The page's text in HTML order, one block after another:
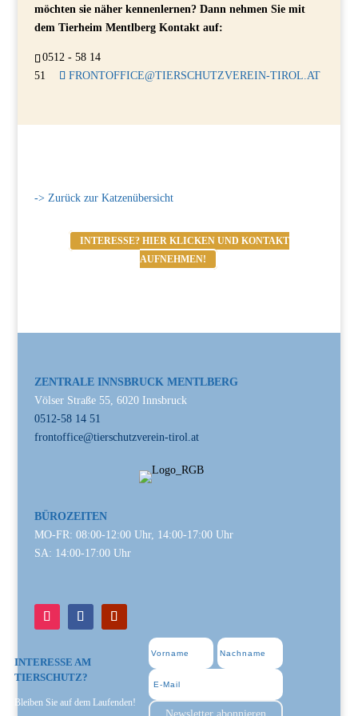
möchten sie näher kennenlernen? Dann nehmen Sie mit
dem Tierheim Mentlberg Kontakt auf:
0512 - 58 14
51
FRONTOFFICE@TIERSCHUTZVEREIN-TIROL.AT
-> Zurück zur Katzenübersicht
INTERESSE? HIER KLICKEN UND KONTAKT
AUFNEHMEN!
ZENTRALE INNSBRUCK MENTLBERG
Völser Straße 55, 6020 Innsbruck
0512-58 14 51
frontoffice@tierschutzverein-tirol.at
BÜROZEITEN
MO-FR: 08:00-12:00 Uhr, 14:00-17:00 Uhr
SA: 14:00-17:00 Uhr
INTERESSE AM
TIERSCHUTZ?
Bleiben Sie auf dem Laufenden!